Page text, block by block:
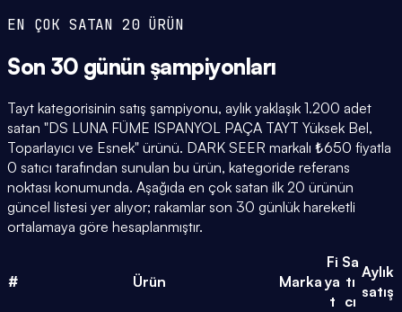
EN ÇOK SATAN 20 ÜRÜN
Son 30 günün şampiyonları
Tayt kategorisinin satış şampiyonu, aylık yaklaşık 1.200 adet
satan "DS LUNA FÜME ISPANYOL PAÇA TAYT Yüksek Bel,
Toparlayıcı ve Esnek" ürünü. DARK SEER markalı ₺650 fiyatla
0 satıcı tarafından sunulan bu ürün, kategoride referans
noktası konumunda. Aşağıda en çok satan ilk 20 ürünün
güncel listesi yer alıyor; rakamlar son 30 günlük hareketli
ortalamaya göre hesaplanmıştır.
# Ürün Marka
Fi
ya
t
Sa
tı
cı
Aylık
satış